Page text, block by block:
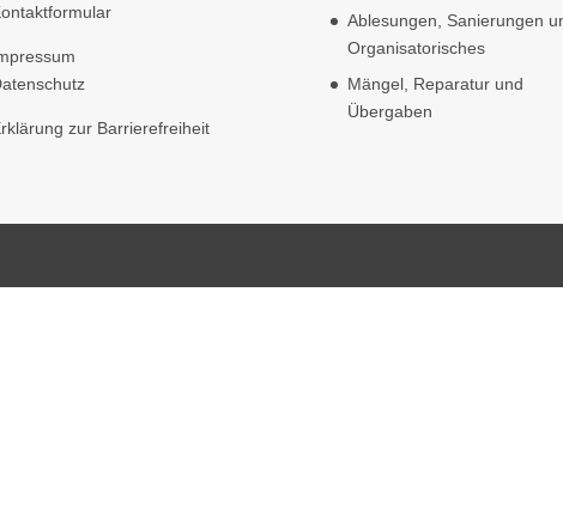
zur Barrierefreiheit
Ablesungen, Sanierungen
Organisatorisches
Mängel, Reparatur und
Übergaben